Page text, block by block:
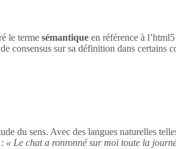
le terme sémantique en référence à
consensus sur sa définition dans
du sens. Avec des langues naturelles
« Le chat a ronronné sur moi toute la